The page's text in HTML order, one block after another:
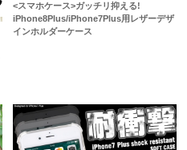
<スマホケース>ガッチリ抑える!
iPhone8Plus/iPhone7Plus用レザーデザ
インホルダーケース